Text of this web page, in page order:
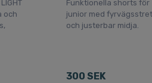
och
Funktionella shorts för
junior med
och justerbar midja.
300 SEK